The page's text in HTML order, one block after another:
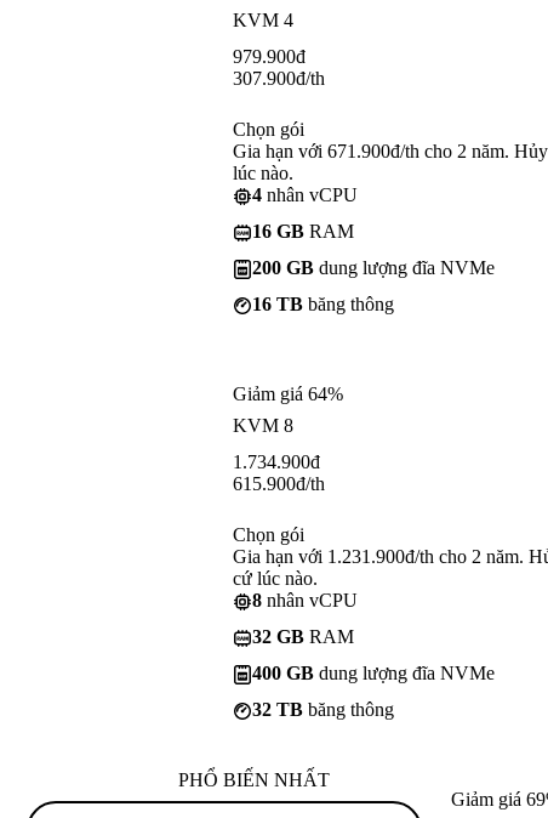
KVM 4
979.900đ
307.900đ/th
Chọn gói
Gia hạn với 671.900đ/th cho 2 năm.
lúc nào.
4 nhân vCPU
16 GB RAM
200 GB dung lượng đĩa NVMe
16 TB băng thông
Giảm giá 64%
KVM 8
1.734.900đ
615.900đ/th
Chọn gói
Gia hạn với 1.231.900đ/th cho 2 năm.
cứ lúc nào.
8 nhân vCPU
32 GB RAM
400 GB dung lượng đĩa NVMe
32 TB băng thông
PHỔ BIẾN NHẤT
Giảm giá